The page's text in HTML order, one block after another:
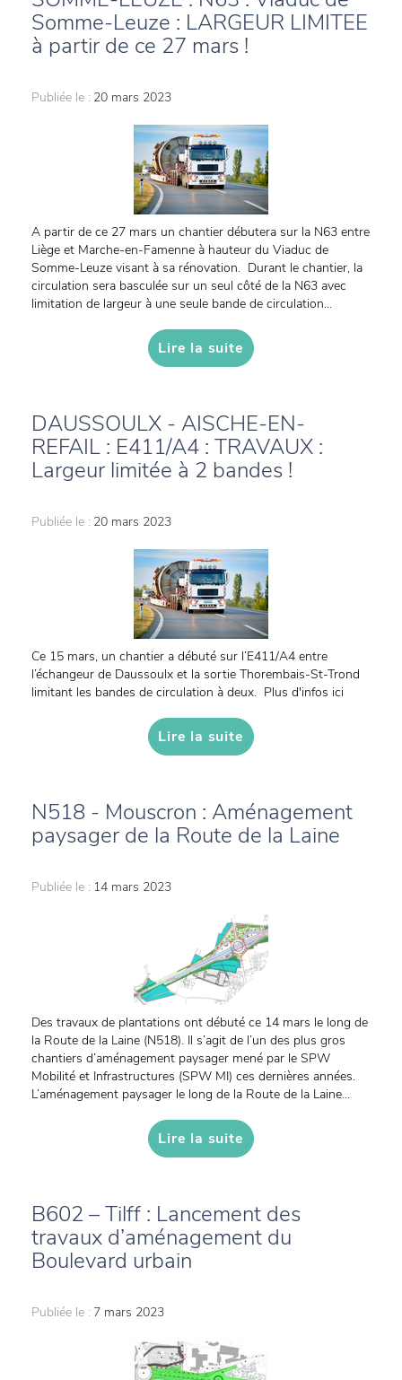
Somme-Leuze : LARGEUR LIMITEE
à partir de ce 27 mars !
Publiée le : 20 mars 2023
A partir de ce 27 mars un chantier débutera sur la N63 entre
Liège et Marche-en-Famenne à hauteur du Viaduc de
Somme-Leuze visant à sa rénovation. Durant le chantier, la
circulation sera basculée sur un seul côté de la N63 avec
limitation de largeur à une seule bande de circulation...
Lire la suite
DAUSSOULX - AISCHE-EN-
REFAIL : E411/A4 : TRAVAUX :
Largeur limitée à 2 bandes !
Publiée le : 20 mars 2023
Ce 15 mars, un chantier a débuté sur l’E411/A4 entre
l’échangeur de Daussoulx et la sortie Thorembais-St-Trond
limitant les bandes de circulation à deux. Plus d'infos ici
Lire la suite
N518 - Mouscron : Aménagement
paysager de la Route de la Laine
Publiée le : 14 mars 2023
Des travaux de plantations ont débuté ce 14 mars le long de
la Route de la Laine (N518). Il s’agit de l’un des plus gros
chantiers d’aménagement paysager mené par le SPW
Mobilité et Infrastructures (SPW MI) ces dernières années.
L’aménagement paysager le long de la Route de la Laine...
Lire la suite
B602 – Tilff : Lancement des
travaux d’aménagement du
Boulevard urbain
Publiée le : 7 mars 2023